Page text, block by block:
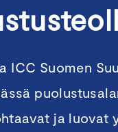
ICC Suomen
ja luovat